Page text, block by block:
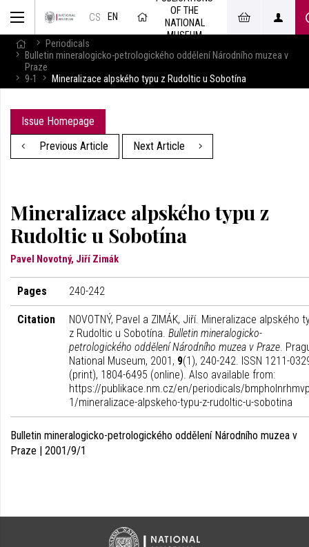
CS EN
OF THE
NATIONAL
MUSEUM
Periodicals
Bulletin mineralogicko-petrologického oddělení Národního muzea v
Praze
9-1
Mineralizace alpského typu z Rudoltic u Sobotína
Issue Homepage
Previous Article
Next Article
Mineralizace alpského typu z
Rudoltic u Sobotína
Pavel Novotný, Jiří Zimák
Pages 240-242
Citation
NOVOTNÝ, Pavel a ZIMÁK, Jiří. Mineralizace alpského
z Rudoltic u Sobotína. Bulletin mineralogicko-
petrologického oddělení Národního muzea v Praze.
National Museum, 2001, 9(1), 240-242. ISSN 1211-
(print), 1804-6495 (online). Also available from:
https://publikace.nm.cz/en/periodicals/
1/mineralizace-alpskeho-typu-z-rudoltic-u-sobotina
Bulletin mineralogicko-petrologického oddělení Národního muzea v
Praze | 2001/9/1